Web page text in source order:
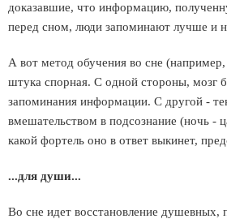
доказавшие, что информацию,
перед сном, люди запоминают лучше и
А вот метод обучения во сне
штука спорная. С одной стороны, мозг
запоминания информации. С другой -
вмешательством в подсознание (ночь -
какой фортель оно в ответ выкинет,
...для души...
Во сне идет восстановление душевных,